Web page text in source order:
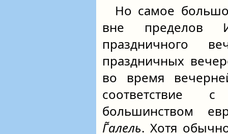
Но самое
вне пределов
праздничного
праздничных
во время
соответствие
большинством
Г̃алель. Хотя